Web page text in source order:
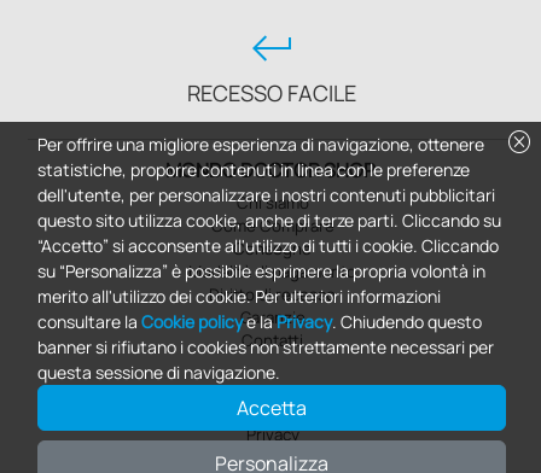
keyboard_return
RECESSO FACILE
MONDO DOCTOR SHOP
Chi siamo
Come Comprare
Consegne
Modalità di pagamento
Diritto di recesso
Garanzie
Contatti
INFORMAZIONI LEGALI
Privacy
Condizioni e termini di vendita
cancel
Per offrire una migliore esperienza di navigazione, ottenere
statistiche, proporre contenuti in linea con le preferenze
dell'utente, per personalizzare i nostri contenuti pubblicitari
questo sito utilizza cookie, anche di terze parti. Cliccando su
“Accetto” si acconsente all'utilizzo di tutti i cookie. Cliccando
su “Personalizza” è possibile esprimere la propria volontà in
merito all'utilizzo dei cookie. Per ulteriori informazioni
consultare la Cookie policye laPrivacy. Chiudendo questo
banner si rifiutano i cookies non strettamente necessari per
questa sessione di navigazione.
Accetta
Personalizza